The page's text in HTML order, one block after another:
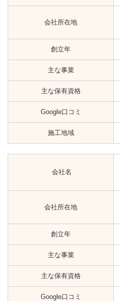
会社所在地
創立年
主な事業
主な保有資格
Google口コミ
施工地域
会社名
会社所在地
創立年
主な事業
主な保有資格
Google口コミ